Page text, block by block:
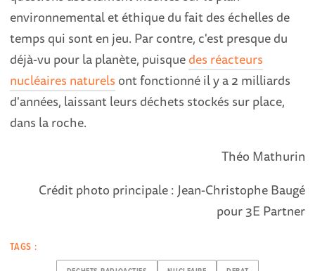
environnemental et éthique du fait des échelles de
temps qui sont en jeu. Par contre, c'est presque du
déjà-vu pour la planète, puisquedes réacteurs
nucléaires naturels ont fonctionné il y a 2 milliards
d'années, laissant leurs déchets stockés sur place,
dans la roche.
Théo Mathurin
Crédit photo principale : Jean-Christophe Baugé
pour 3E Partner
TAGS :